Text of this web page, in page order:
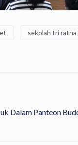
sekolah tri ratna
Dalam Panteon